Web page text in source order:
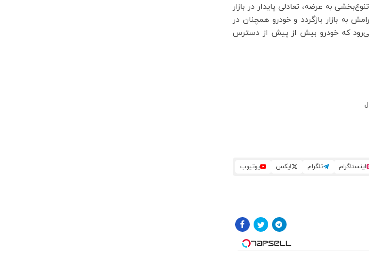
به عرضه، تعادلی پایدار در بازار
به بازار بازگردد و خودرو همچنان در
که خودرو بیش از پیش از دسترس
اینستاگرام تلگرام ایکس یوتیوب